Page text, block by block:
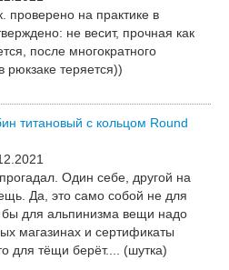
проверено на практике в
не весит, прочная как
после многократного
рюкзаке теряется))
титановый с кольцом Round
Один себе, другой на
Да, это само собой не для
для альпинизма вещи надо
магазинах и сертификаты
для тёщи берёт.... (шутка)